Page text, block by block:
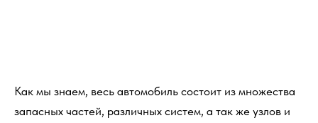
Как мы знаем, весь автомобиль состоит из множества
запасных частей, различных систем, а так же узлов и